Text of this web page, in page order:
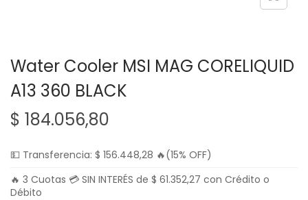
Water Cooler MSI MAG CORELIQUID
A13 360 BLACK
$ 184.056,80
💵 Transferencia: $ 156.448,28 🔥(15% OFF)
🔥 3 Cuotas 💳 SIN INTERÉS de $ 61.352,27 con Crédito o
Débito